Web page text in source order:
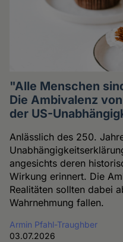
"Alle Menschen
Die Ambivalenz
der US-
Anlässlich des 250.
angesichts deren
Wirkung erinnert. Die
Realitäten sollten dabei
Wahrnehmung fallen.
Armin Pfahl-Traughber
03.07.2026